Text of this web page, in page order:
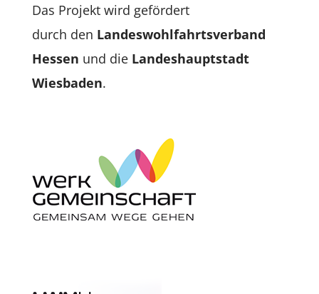
Das Projekt wird gefördert
durch den Landeswohlfahrtsverband
Hessen und die Landeshauptstadt
Wiesbaden.